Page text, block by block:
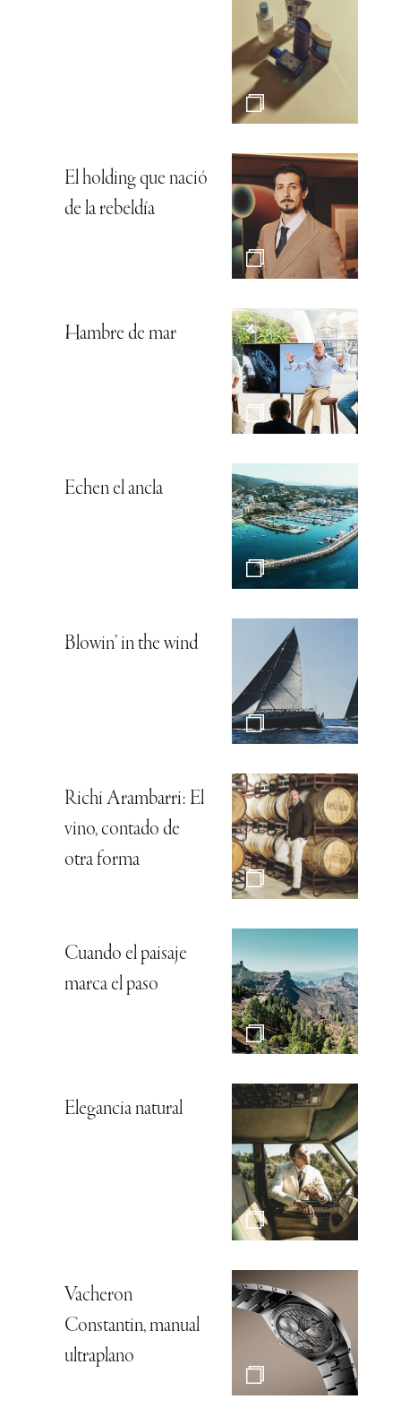
El holding que nació
de la rebeldía
Hambre de mar
Echen el ancla
Blowin’ in the wind
Richi Arambarri: El
vino, contado de
otra forma
Cuando el paisaje
marca el paso
Elegancia natural
Vacheron
Constantin, manual
ultraplano